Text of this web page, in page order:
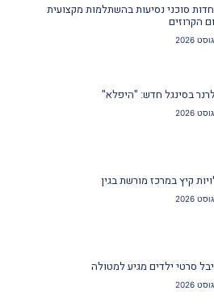
סוכני נסיעות בהשתלמות מקצועית
הקרוזים
בסינגל חדש: "היפלא"
קיץ במרכז מורשת בגין
סרטי ילדים מגיע למטולה